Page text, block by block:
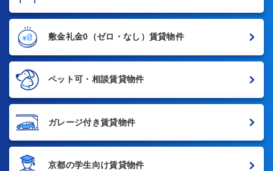
敷金礼金0 （ゼロ・なし）賃貸物件
ペット可・相談賃貸物件
ガレージ付き賃貸物件
京都の学生向け賃貸物件